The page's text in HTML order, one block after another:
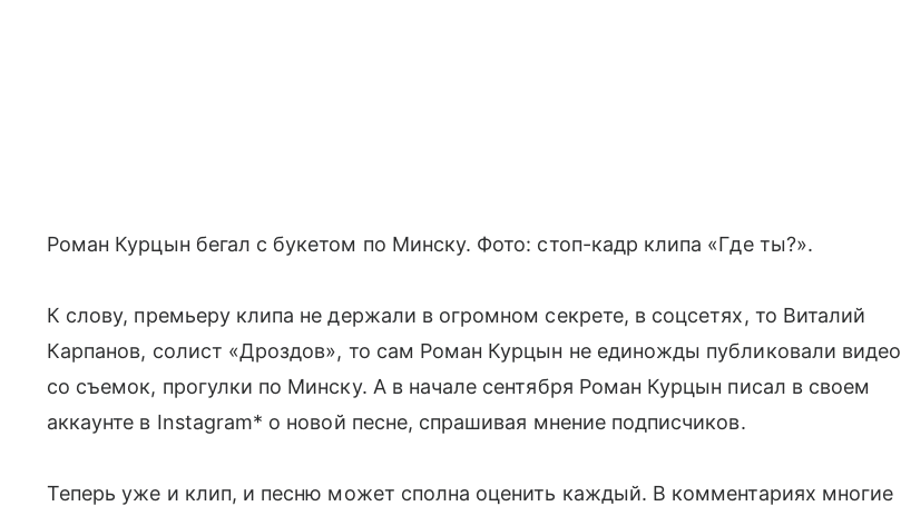
Роман Курцын бегал с букетом по Минску. Фото: стоп-кадр клипа «Где ты?».
К слову, премьеру клипа не держали в огромном секрете, в соцсетях, то Виталий
Карпанов, солист «Дроздов», то сам Роман Курцын не единожды публиковали видео
со съемок, прогулки по Минску. А в начале сентября Роман Курцын писал в своем
аккаунте в Instagram* о новой песне, спрашивая мнение подписчиков.
Теперь уже и клип, и песню может сполна оценить каждый. В комментариях многие